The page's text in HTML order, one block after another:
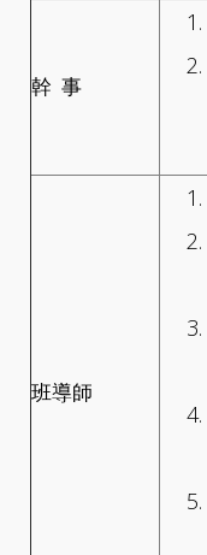
幹 事
班導師